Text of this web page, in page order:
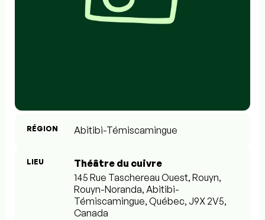
RÉGION Abitibi-Témiscamingue
LIEU
Théâtre du cuivre
145 Rue Taschereau Ouest, Rouyn,
Rouyn-Noranda, Abitibi-
Témiscamingue, Québec, J9X 2V5,
Canada